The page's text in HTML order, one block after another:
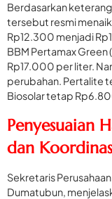
Berdasarkan
tersebut resmi
Rp12.300 menjadi
BBM Pertamax Green
Rp17.000 per liter.
perubahan. Pertalite
Biosolar tetap
Penyesuaian
dan
Sekretaris
Dumatubun,